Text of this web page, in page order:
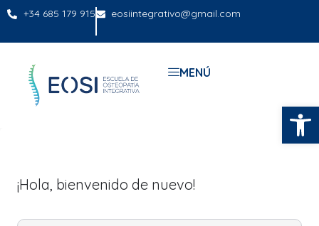
+34 685 179 915 eosiintegrativo@gmail.com
MENÚ
¡Hola, bienvenido de nuevo!